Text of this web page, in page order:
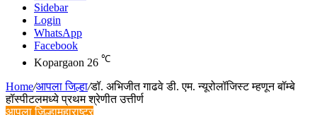
Sidebar
Login
WhatsApp
Facebook
Kopargaon 26 ℃
Home/आपला जिल्हा/डॉ. अभिजीत गाढवे डी. एम. न्यूरोलॉजिस्ट म्हणून बॉम्बे
हॉस्पीटलमध्ये प्रथम श्रेणीत उत्तीर्ण
आपला जिल्हामहाराष्ट्र